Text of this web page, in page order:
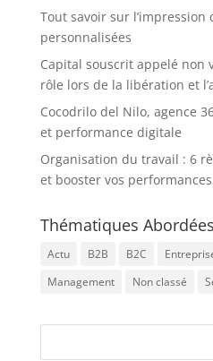
Tout savoir sur l’impression
personnalisées
Capital souscrit appelé non
rôle lors de la libération et
Cocodrilo del Nilo, agence
et performance digitale
Organisation du travail : 6
et booster vos
Thématiques Abordées
Actu B2B B2C
Management
Non classé